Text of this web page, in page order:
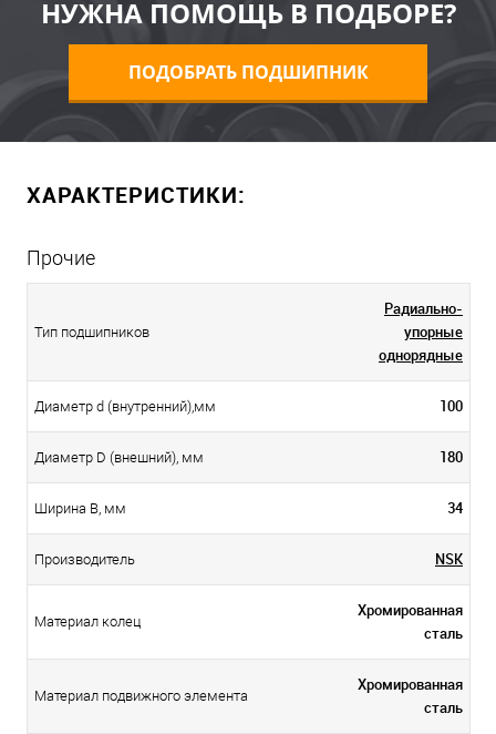
НУЖНА ПОМОЩЬ В ПОДБОРЕ?
ПОДОБРАТЬ ПОДШИПНИК
ХАРАКТЕРИСТИКИ:
Прочие
Тип подшипников
Радиально-
упорные
однорядные
Диаметр d (внутренний),мм 100
Диаметр D (внешний), мм 180
Ширина B, мм 34
Производитель NSK
Материал колец
Хромированная
сталь
Материал подвижного элемента
Хромированная
сталь